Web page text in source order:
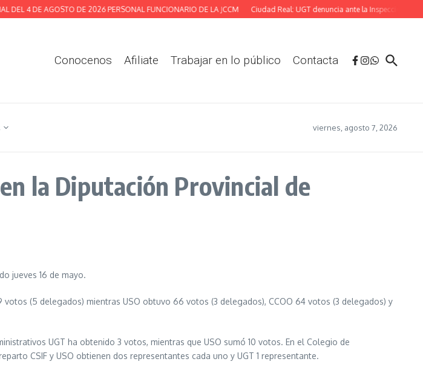
DEL 4 DE AGOSTO DE 2026 PERSONAL FUNCIONARIO DE LA JCCM Ciudad Real: UGT denuncia ante la Inspección las
Conocenos Afiliate Trabajar en lo público Contacta
viernes, agosto 7, 2026
la Diputación Provincial de
jueves 16 de mayo.
(5 delegados) mientras USO obtuvo 66 votos (3 delegados), CCOO 64 votos (3 delegados) y
UGT ha obtenido 3 votos, mientras que USO sumó 10 votos. En el Colegio de
CSIF y USO obtienen dos representantes cada uno y UGT 1 representante.